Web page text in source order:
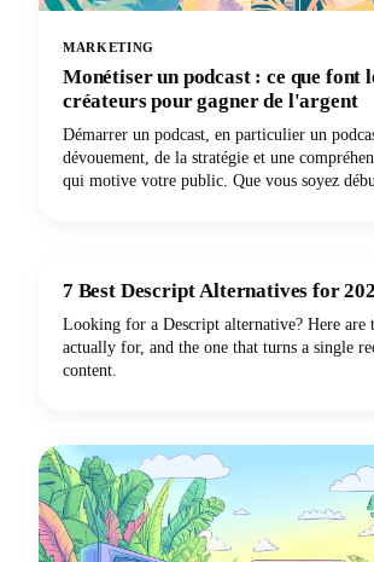
MARKETING
Monétiser un podcast : ce que font
créateurs pour gagner de l'argent
Démarrer un podcast, en particulier un
dévouement, de la stratégie et une
qui motive votre public. Que vous soyez
7 Best Descript Alternatives for
Looking for a Descript alternative? Here are
actually for, and the one that turns a single
content.